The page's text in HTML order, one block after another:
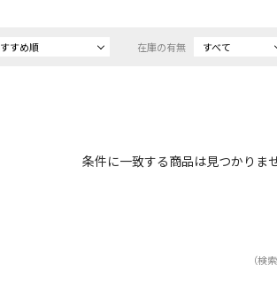
すめ順 在庫の有無 すべて
条件に一致する商品は見つかりま
（検